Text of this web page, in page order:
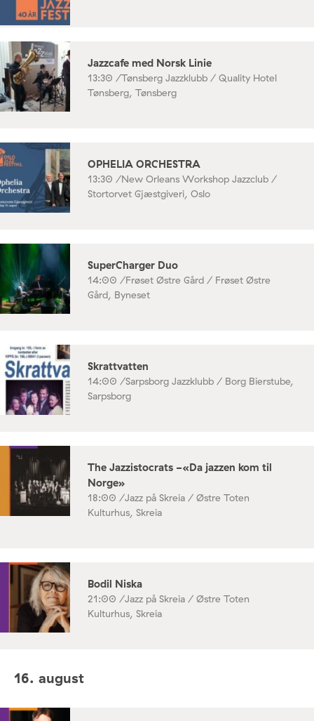
Jazzcafe med Norsk Linie
13:30 /Tønsberg Jazzklubb / Quality Hotel
Tønsberg, Tønsberg
OPHELIA ORCHESTRA
13:30 /New Orleans Workshop Jazzclub /
Stortorvet Gjæstgiveri, Oslo
SuperCharger Duo
14:00 /Frøset Østre Gård / Frøset Østre
Gård, Byneset
Skrattvatten
14:00 /Sarpsborg Jazzklubb / Borg Bierstube,
Sarpsborg
The Jazzistocrats -«Da jazzen kom til
Norge»
18:00 /Jazz på Skreia / Østre Toten
Kulturhus, Skreia
Bodil Niska
21:00 /Jazz på Skreia / Østre Toten
Kulturhus, Skreia
16. august